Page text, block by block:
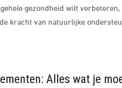
gezondheid wilt verbeteren,
kracht van natuurlijke
Alles wat je